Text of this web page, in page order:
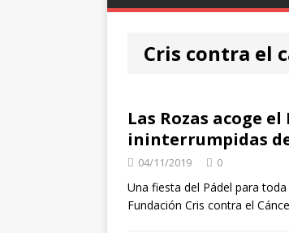
Cris contra el
Las Rozas acoge
ininterrumpidas
04/11/2019 0
Una fiesta del Pádel para
Fundación Cris contra el